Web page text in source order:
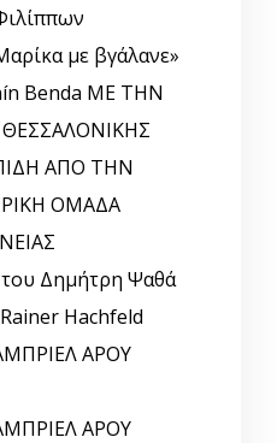
με βγάλανε»
Benda ΜΕ ΤΗΝ
ΑΠΟ ΤΗΝ
ΟΜΑΔΑ
του Δημήτρη Ψαθά
Hachfeld
ΑΡΟΥ
ΑΡΟΥ